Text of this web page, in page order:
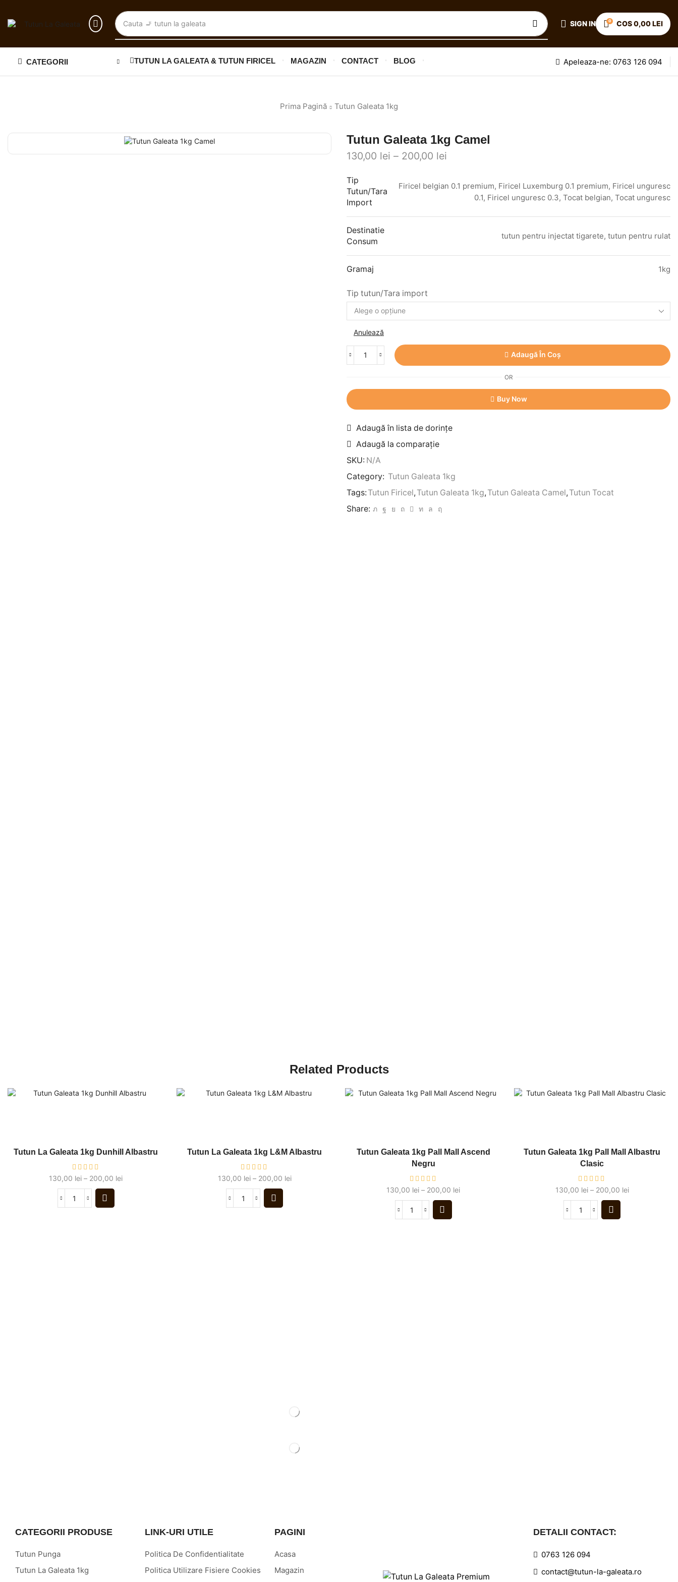
Cauta 🚬 tutun la galeata SIGN IN 0 COS0,00LEI
CATEGORII TUTUN LA GALEATA & TUTUN FIRICEL MAGAZIN CONTACT BLOG Apeleaza-ne: 0763 126 094
Prima Pagină Tutun Galeata 1kg
Tutun Galeata 1kg Camel
130,00 lei – 200,00 lei
Tip
Tutun/Tara
Import
Firicel belgian 0.1 premium, Firicel Luxemburg 0.1 premium, Firicel unguresc
0.1, Firicel unguresc 0.3, Tocat belgian, Tocat unguresc
Destinatie
Consum
tutun pentru injectat tigarete, tutun pentru rulat
Gramaj 1kg
Tip tutun/Tara import
Anulează
Adaugă În Coș
OR
Buy Now
Adaugă în lista de dorințe
Adaugă la comparație
SKU: N/A
Category: Tutun Galeata 1kg
Tags: Tutun Firicel, Tutun Galeata 1kg, Tutun Galeata Camel, Tutun Tocat
Share:
Related Products
Tutun La Galeata 1kg Dunhill Albastru
130,00 lei – 200,00 lei
Tutun La Galeata 1kg L&M Albastru
130,00 lei – 200,00 lei
Tutun Galeata 1kg Pall Mall Ascend
Negru
130,00 lei – 200,00 lei
Tutun Galeata 1kg Pall Mall Albastru
Clasic
130,00 lei – 200,00 lei
CATEGORII PRODUSE
Tutun Punga
Tutun La Galeata 1kg
LINK-URI UTILE
Politica De Confidentialitate
Politica Utilizare Fisiere Cookies
PAGINI
Acasa
Magazin
DETALII CONTACT:
0763 126 094
contact@tutun-la-galeata.ro